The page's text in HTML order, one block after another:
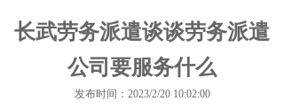
长武劳务派遣谈谈劳务派遣
公司要服务什么
发布时间：2023/2/20 10:02:00